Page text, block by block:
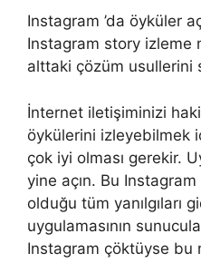
Instagram ’da öyküler
Instagram story izleme
alttaki çözüm usullerini
İnternet iletişiminizi
öykülerini izleyebilmek
çok iyi olması gerekir.
yine açın. Bu Instagram
olduğu tüm yanılgıları
uygulamasının
Instagram çöktüyse bu